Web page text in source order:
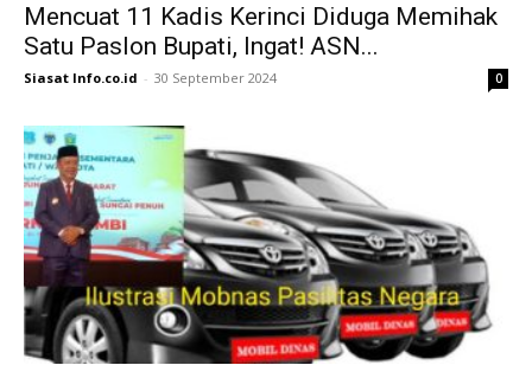
Mencuat 11 Kadis Kerinci Diduga Memihak
Satu Paslon Bupati, Ingat! ASN...
Siasat Info.co.id - 30 September 2024 0